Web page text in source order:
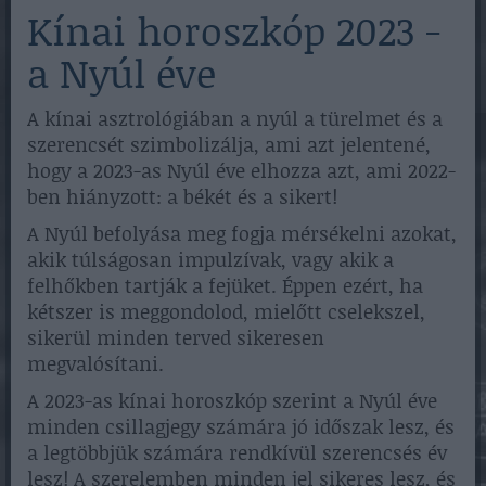
Kínai horoszkóp 2023 -
a Nyúl éve
A kínai asztrológiában a nyúl a türelmet és a
szerencsét szimbolizálja, ami azt jelentené,
hogy a 2023-as Nyúl éve elhozza azt, ami 2022-
ben hiányzott: a békét és a sikert!
A Nyúl befolyása meg fogja mérsékelni azokat,
akik túlságosan impulzívak, vagy akik a
felhőkben tartják a fejüket. Éppen ezért, ha
kétszer is meggondolod, mielőtt cselekszel,
sikerül minden terved sikeresen
megvalósítani.
A 2023-as kínai horoszkóp szerint a Nyúl éve
minden csillagjegy számára jó időszak lesz, és
a legtöbbjük számára rendkívül szerencsés év
lesz! A szerelemben minden jel sikeres lesz, és